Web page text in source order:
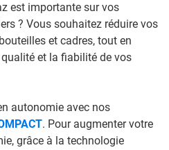
est importante sur vos
? Vous souhaitez réduire vos
et cadres, tout en
et la fiabilité de vos
autonomie avec nos
. Pour augmenter votre
grâce à la technologie